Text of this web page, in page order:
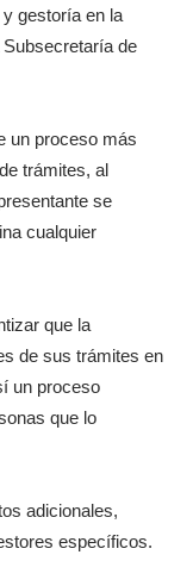
gestoría en la
de
un proceso más
trámites, al
se
cualquier
que la
de sus trámites en
un proceso
que lo
adicionales,
específicos.